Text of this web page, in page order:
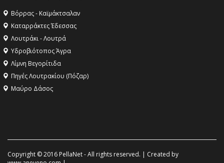
Βόρρας - Καϊμάκτσαλαν
Καταρράκτες Έδεσσας
Λουτράκι - Λουτρά
Υδροβιότοπος Άγρα
Λίμνη Βεγορίτιδα
Πηγές Λουτρακίου (Πόζαρ)
Μαύρο Δάσος
Copyright © 2016 PellaNet - All rights reserved. | Created by